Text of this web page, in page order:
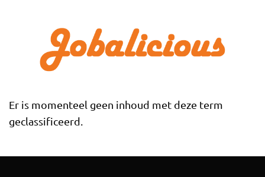
Er is momenteel geen inhoud met deze term
geclassificeerd.